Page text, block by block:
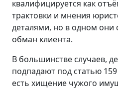
квалифицируется как
трактовки и мнения
деталями, но в одном они
обман клиента.
В большинстве случаев,
подпадают под статью
есть хищение чужого